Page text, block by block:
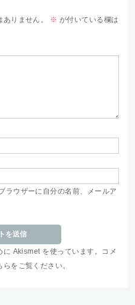
りません。
※ が付いている欄は
ラウザーに自分の名前、メールア
Akismet を使っています。
コメ
らをご覧ください。